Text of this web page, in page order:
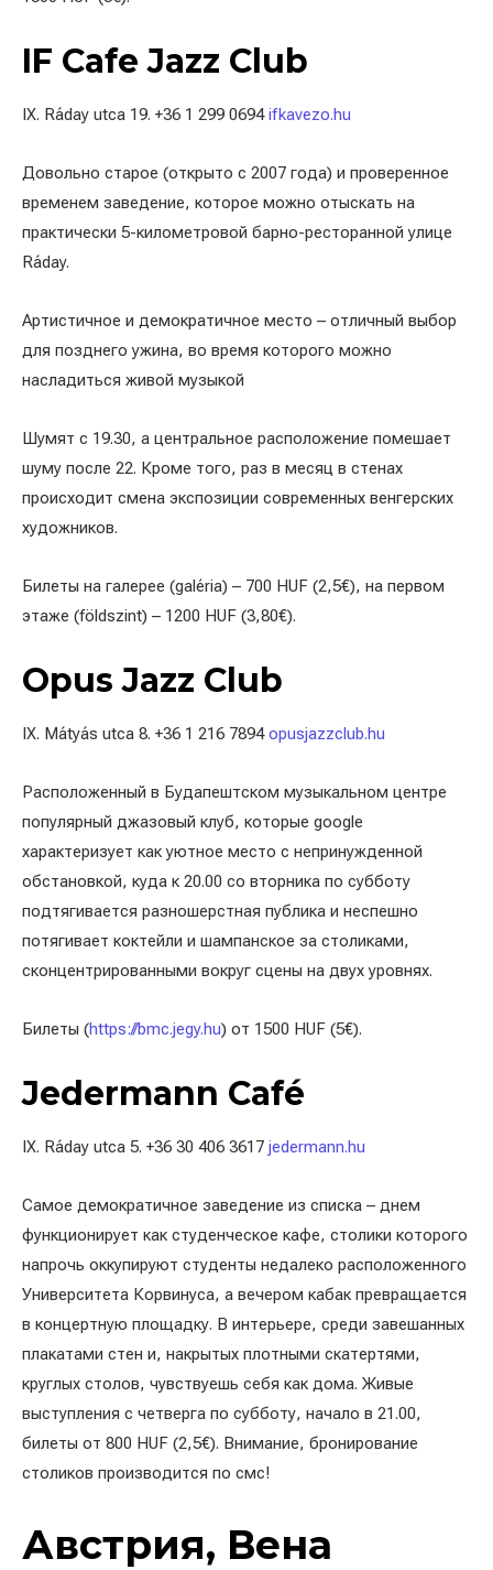
IF Cafe Jazz Club
IX. Ráday utca 19. +36 1 299 0694ifkavezo.hu
Довольно старое (открыто с 2007 года) и проверенное
временем заведение, которое можно отыскать на
практически 5-километровой барно-ресторанной улице
Ráday.
Артистичное и демократичное место – отличный выбор
для позднего ужина, во время которого можно
насладиться живой музыкой
Шумят с 19.30, а центральное расположение помешает
шуму после 22. Кроме того, раз в месяц в стенах
происходит смена экспозиции современных венгерских
художников.
Билеты на галерее (galéria) – 700 HUF (2,5€), на первом
этаже (földszint) – 1200 HUF (3,80€).
Opus Jazz Club
IX. Mátyás utca 8. +36 1 216 7894opusjazzclub.hu
Расположенный в Будапештском музыкальном центре
популярный джазовый клуб, которые google
характеризует как уютное место с непринужденной
обстановкой, куда к 20.00 со вторника по субботу
подтягивается разношерстная публика и неспешно
потягивает коктейли и шампанское за столиками,
сконцентрированными вокруг сцены на двух уровнях.
Билеты (https://bmc.jegy.hu) от 1500 HUF (5€).
Jedermann Café
IX. Ráday utca 5. +36 30 406 3617 jedermann.hu
Самое демократичное заведение из списка – днем
функционирует как студенческое кафе, столики которого
напрочь оккупируют студенты недалеко расположенного
Университета Корвинуса, а вечером кабак превращается
в концертную площадку. В интерьере, среди завешанных
плакатами стен и, накрытых плотными скатертями,
круглых столов, чувствуешь себя как дома. Живые
выступления с четверга по субботу, начало в 21.00,
билеты от 800 HUF (2,5€). Внимание, бронирование
столиков производится по смс!
Австрия, Вена